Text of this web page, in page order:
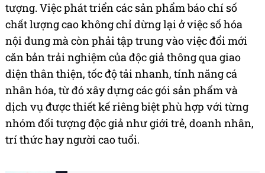
tượng. Việc phát triển các sản phẩm báo chí số
chất lượng cao không chỉ dừng lại ở việc số hóa
nội dung mà còn phải tập trung vào việc đổi mới
căn bản trải nghiệm của độc giả thông qua giao
diện thân thiện, tốc độ tải nhanh, tính năng cá
nhân hóa, từ đó xây dựng các gói sản phẩm và
dịch vụ được thiết kế riêng biệt phù hợp với từng
nhóm đối tượng độc giả như giới trẻ, doanh nhân,
trí thức hay người cao tuổi.